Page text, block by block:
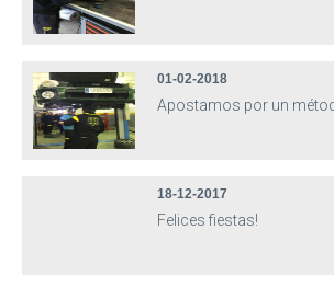
01-02-2018
Apostamos por un
18-12-2017
Felices fiestas!